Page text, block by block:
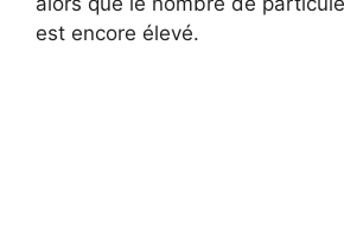
est encore élevé.